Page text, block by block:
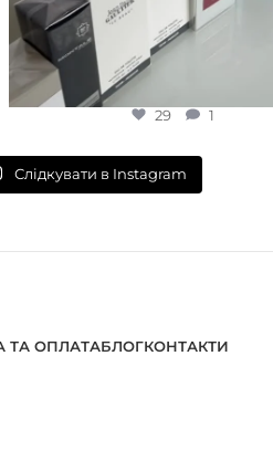
29 1
Слідкувати в Instagram
ТА ОПЛАТАБЛОГКОНТАКТИ